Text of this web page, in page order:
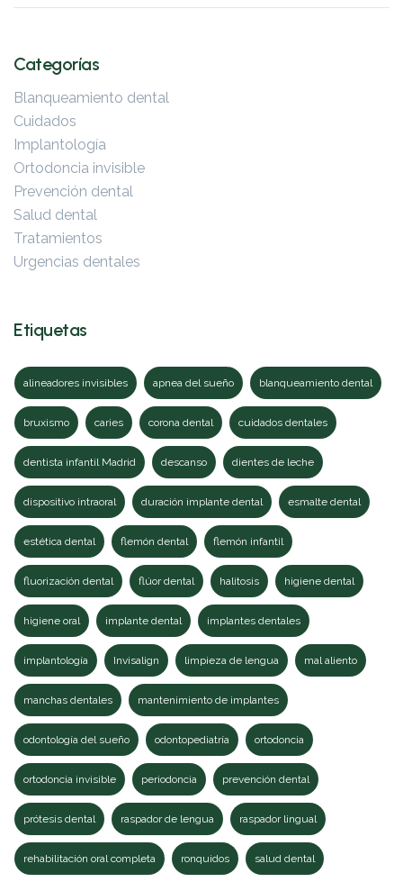
Categorías
Blanqueamiento dental
Cuidados
Implantología
Ortodoncia invisible
Prevención dental
Salud dental
Tratamientos
Urgencias dentales
Etiquetas
alineadores invisibles apnea del sueño blanqueamiento dental
bruxismo caries corona dental cuidados dentales
dentista infantil Madrid descanso dientes de leche
dispositivo intraoral duración implante dental esmalte dental
estética dental flemón dental flemón infantil
fluorización dental flúor dental halitosis higiene dental
higiene oral implante dental implantes dentales
implantología Invisalign limpieza de lengua mal aliento
manchas dentales mantenimiento de implantes
odontología del sueño odontopediatría ortodoncia
ortodoncia invisible periodoncia prevención dental
prótesis dental raspador de lengua raspador lingual
rehabilitación oral completa ronquidos salud dental